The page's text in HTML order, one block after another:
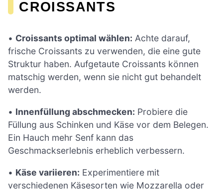
CROISSANTS
• Croissants optimal wählen: Achte darauf,
frische Croissants zu verwenden, die eine gute
Struktur haben. Aufgetaute Croissants können
matschig werden, wenn sie nicht gut behandelt
werden.
• Innenfüllung abschmecken: Probiere die
Füllung aus Schinken und Käse vor dem Belegen.
Ein Hauch mehr Senf kann das
Geschmackserlebnis erheblich verbessern.
• Käse variieren: Experimentiere mit
verschiedenen Käsesorten wie Mozzarella oder